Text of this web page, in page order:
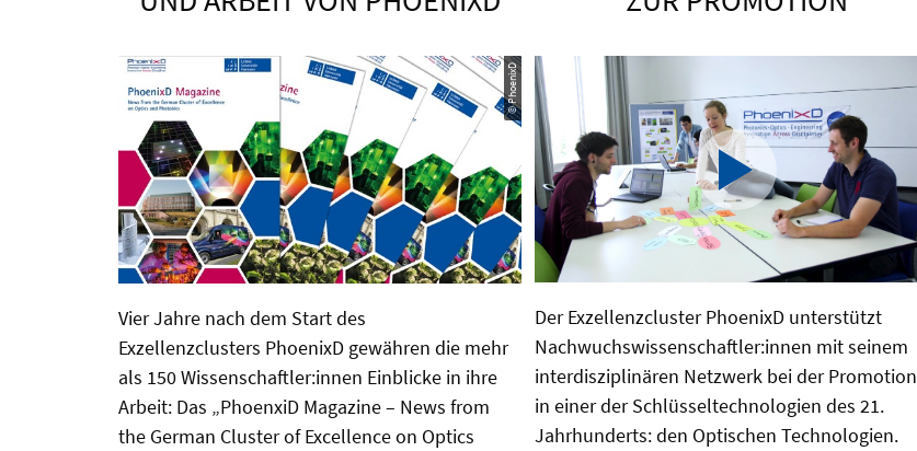
© PhoenixD
Vier Jahre nach dem Start des
Exzellenzclusters PhoenixD gewähren die mehr
als 150 Wissenschaftler:innen Einblicke in ihre
Arbeit: Das „PhoenxiD Magazine – News from
the German Cluster of Excellence on Optics
Der Exzellenzcluster PhoenixD unterstützt
Nachwuchswissenschaftler:innen mit seinem
interdisziplinären Netzwerk bei der Promotion
in einer der Schlüsseltechnologien des 21.
Jahrhunderts: den Optischen Technologien.